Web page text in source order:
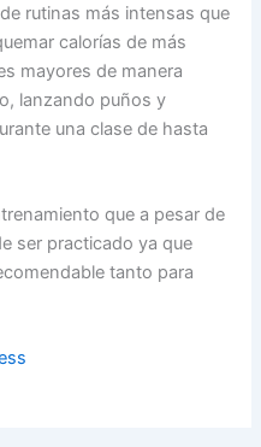
rutinas más intensas que
calorías de más
mayores de manera
lanzando puños y
una clase de hasta
que a pesar de
ser practicado ya que
tanto para